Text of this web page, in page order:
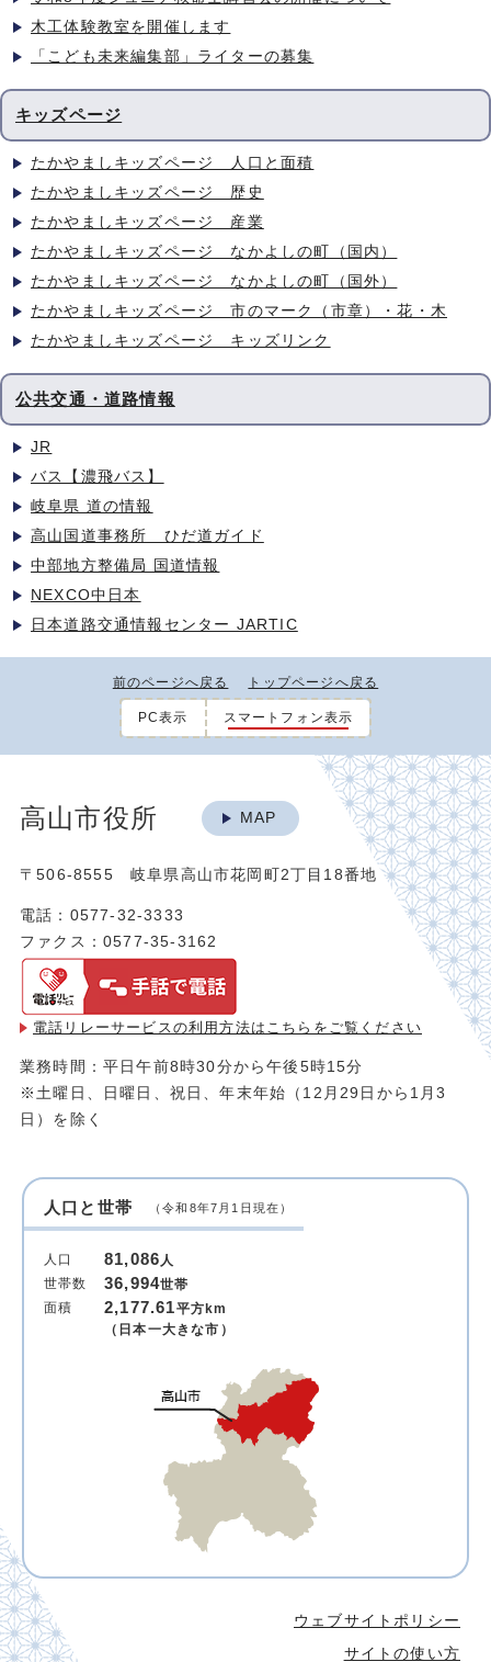
木工体験教室を開催します
「こども未来編集部」ライターの募集
キッズページ
たかやましキッズページ 人口と面積
たかやましキッズページ 歴史
たかやましキッズページ 産業
たかやましキッズページ なかよしの町（国内）
たかやましキッズページ なかよしの町（国外）
たかやましキッズページ 市のマーク（市章）・花・木
たかやましキッズページ キッズリンク
公共交通・道路情報
JR
バス【濃飛バス】
岐阜県 道の情報
高山国道事務所 ひだ道ガイド
中部地方整備局 国道情報
NEXCO中日本
日本道路交通情報センター JARTIC
前のページへ戻る トップページへ戻る
PC表示 スマートフォン表示
高山市役所 MAP
〒506-8555 岐阜県高山市花岡町2丁目18番地
電話：0577-32-3333
ファクス：0577-35-3162
電話リレーサービスの利用方法は こちらをご覧ください
業務時間：平日午前8時30分から午後5時15分
※土曜日、日曜日、祝日、年末年始（12月29日から1月3
日）を除く
人口と世帯 （令和8年7月1日現在）
人口 81,086人
世帯数
36,994世帯
面積
2,177.61平方km
（日本一大きな市）
ウェブサイトポリシー
サイトの使い方